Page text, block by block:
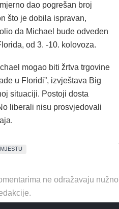
dao pogrešan broj
što je dobila ispravan,
da Michael bude odveden
od 3. -10. kolovoza.
mogao biti žrtva trgovine
u Floridi”, izvještava Big
situaciji. Postoji dosta
liberali nisu prosvjedovali
ne odražavaju nužno